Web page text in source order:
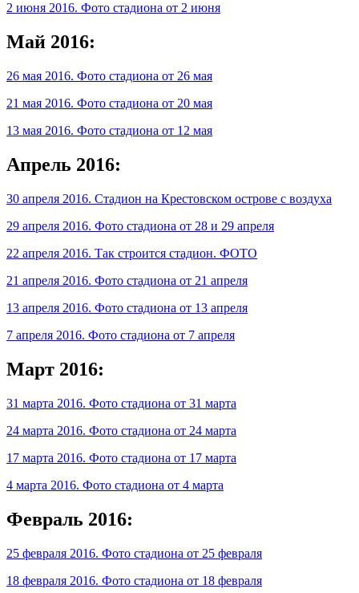
2 июня 2016. Фото стадиона от 2 июня
Май 2016:
26 мая 2016. Фото стадиона от 26 мая
21 мая 2016. Фото стадиона от 20 мая
13 мая 2016. Фото стадиона от 12 мая
Апрель 2016:
30 апреля 2016. Стадион на Крестовском острове с воздуха
29 апреля 2016. Фото стадиона от 28 и 29 апреля
22 апреля 2016. Так строится стадион. ФОТО
21 апреля 2016. Фото стадиона от 21 апреля
13 апреля 2016. Фото стадиона от 13 апреля
7 апреля 2016. Фото стадиона от 7 апреля
Март 2016:
31 марта 2016. Фото стадиона от 31 марта
24 марта 2016. Фото стадиона от 24 марта
17 марта 2016. Фото стадиона от 17 марта
4 марта 2016. Фото стадиона от 4 марта
Февраль 2016:
25 февраля 2016. Фото стадиона от 25 февраля
18 февраля 2016. Фото стадиона от 18 февраля